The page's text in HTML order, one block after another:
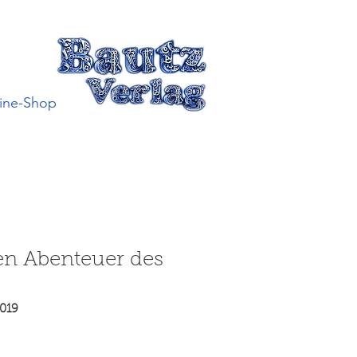
Shop
Abenteuer des